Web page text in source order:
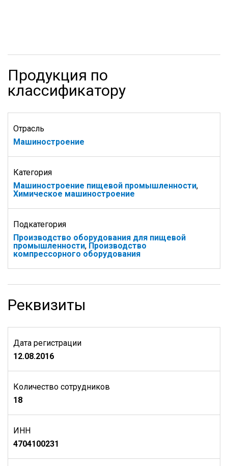
Продукция по
классификатору
Отрасль
Машиностроение
Категория
Машиностроение пищевой промышленности,
Химическое машиностроение
Подкатегория
Производство оборудования для пищевой
промышленности, Производство
компрессорного оборудования
Реквизиты
Дата регистрации
12.08.2016
Количество сотрудников
18
ИНН
4704100231